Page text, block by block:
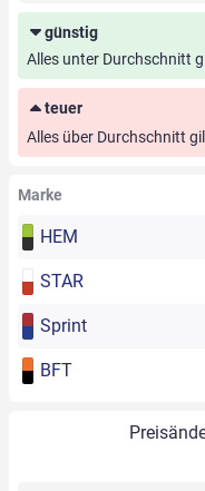
günstig
Alles unter Durchschnitt
teuer
Alles über Durchschnitt
Marke
HEM
STAR
Sprint
BFT